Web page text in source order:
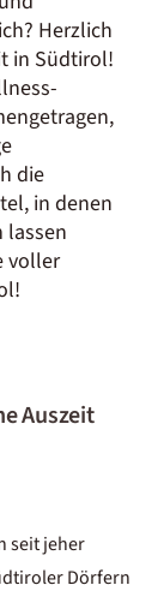
Herzlich
in Südtirol!
die
in denen
lassen
voller
Auszeit
seit jeher
Dörfern